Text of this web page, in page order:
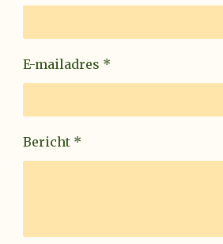
E-mailadres *
Bericht *